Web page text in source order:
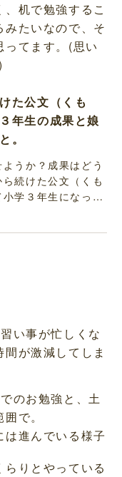
机で勉強するこ
たいなので、そ
てます。(思い
た公文（くも
年生の成果と娘
。
うか？成果はどう
続けた公文（くも
学３年生になって
でいる方の参考
い事が忙しくな
が激減してしま
のお勉強と、土
で。
進んでいる様子
りとやっている